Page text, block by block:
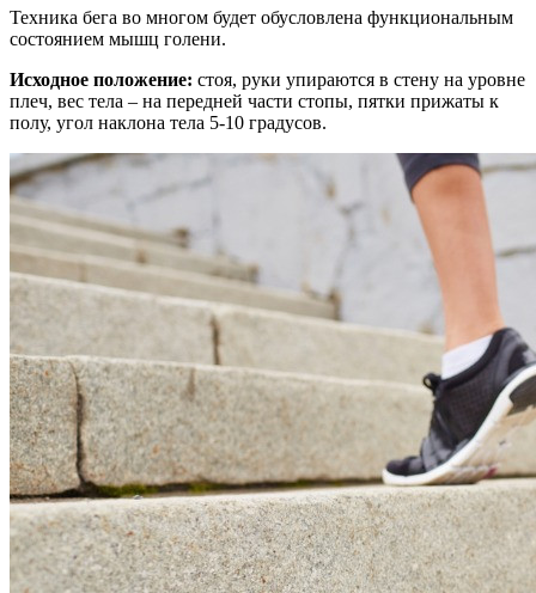
Техника бега во многом будет обусловлена функциональным
состоянием мышц голени.
Исходное положение: стоя, руки упираются в стену на уровне
плеч, вес тела – на передней части стопы, пятки прижаты к
полу, угол наклона тела 5-10 градусов.